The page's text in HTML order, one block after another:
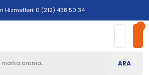
Hizmetleri: 0 (212) 438 50 34
ARA